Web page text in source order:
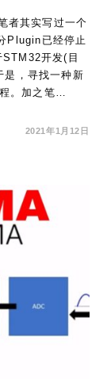
其实写过一个
Plugin已经停止
开发(目
，寻找一种新
。加之笔…
2021年1月12日